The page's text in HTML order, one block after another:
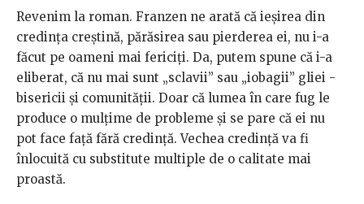
Revenim la roman. Franzen ne arată că ieșirea din
credința creștină, părăsirea sau pierderea ei, nu i-a
făcut pe oameni mai fericiți. Da, putem spune că i-a
eliberat, că nu mai sunt „sclavii” sau „iobagii” gliei -
bisericii și comunității. Doar că lumea în care fug le
produce o mulțime de probleme și se pare că ei nu
pot face față fără credință. Vechea credință va fi
înlocuită cu substitute multiple de o calitate mai
proastă.